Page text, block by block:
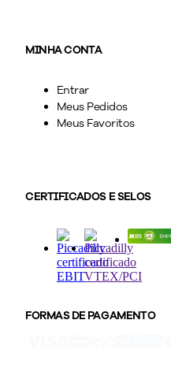
MINHA CONTA
Entrar
Meus Pedidos
Meus Favoritos
CERTIFICADOS E SELOS
FORMAS DE PAGAMENTO